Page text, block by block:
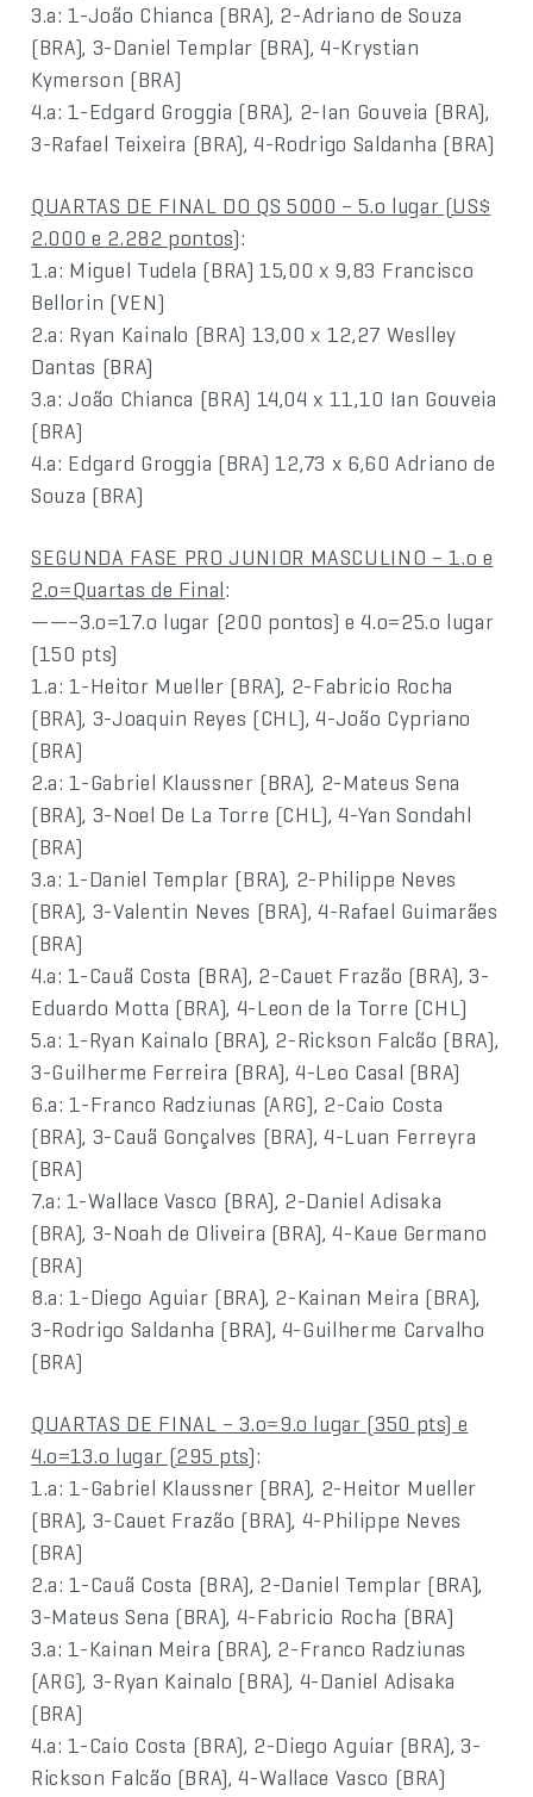
3.a: 1-João Chianca (BRA), 2-Adriano de Souza
(BRA), 3-Daniel Templar (BRA), 4-Krystian
Kymerson (BRA)
4.a: 1-Edgard Groggia (BRA), 2-Ian Gouveia (BRA),
3-Rafael Teixeira (BRA), 4-Rodrigo Saldanha (BRA)
QUARTAS DE FINAL DO QS 5000 – 5.o lugar (US$
2.000 e 2.282 pontos):
1.a: Miguel Tudela (BRA) 15,00 x 9,83 Francisco
Bellorin (VEN)
2.a: Ryan Kainalo (BRA) 13,00 x 12,27 Weslley
Dantas (BRA)
3.a: João Chianca (BRA) 14,04 x 11,10 Ian Gouveia
(BRA)
4.a: Edgard Groggia (BRA) 12,73 x 6,60 Adriano de
Souza (BRA)
SEGUNDA FASE PRO JUNIOR MASCULINO – 1.o e
2.o=Quartas de Final:
——–3.o=17.o lugar (200 pontos) e 4.o=25.o lugar
(150 pts)
1.a: 1-Heitor Mueller (BRA), 2-Fabricio Rocha
(BRA), 3-Joaquin Reyes (CHL), 4-João Cypriano
(BRA)
2.a: 1-Gabriel Klaussner (BRA), 2-Mateus Sena
(BRA), 3-Noel De La Torre (CHL), 4-Yan Sondahl
(BRA)
3.a: 1-Daniel Templar (BRA), 2-Philippe Neves
(BRA), 3-Valentin Neves (BRA), 4-Rafael Guimarães
(BRA)
4.a: 1-Cauã Costa (BRA), 2-Cauet Frazão (BRA), 3-
Eduardo Motta (BRA), 4-Leon de la Torre (CHL)
5.a: 1-Ryan Kainalo (BRA), 2-Rickson Falcão (BRA),
3-Guilherme Ferreira (BRA), 4-Leo Casal (BRA)
6.a: 1-Franco Radziunas (ARG), 2-Caio Costa
(BRA), 3-Cauã Gonçalves (BRA), 4-Luan Ferreyra
(BRA)
7.a: 1-Wallace Vasco (BRA), 2-Daniel Adisaka
(BRA), 3-Noah de Oliveira (BRA), 4-Kaue Germano
(BRA)
8.a: 1-Diego Aguiar (BRA), 2-Kainan Meira (BRA),
3-Rodrigo Saldanha (BRA), 4-Guilherme Carvalho
(BRA)
QUARTAS DE FINAL – 3.o=9.o lugar (350 pts) e
4.o=13.o lugar (295 pts):
1.a: 1-Gabriel Klaussner (BRA), 2-Heitor Mueller
(BRA), 3-Cauet Frazão (BRA), 4-Philippe Neves
(BRA)
2.a: 1-Cauã Costa (BRA), 2-Daniel Templar (BRA),
3-Mateus Sena (BRA), 4-Fabricio Rocha (BRA)
3.a: 1-Kainan Meira (BRA), 2-Franco Radziunas
(ARG), 3-Ryan Kainalo (BRA), 4-Daniel Adisaka
(BRA)
4.a: 1-Caio Costa (BRA), 2-Diego Aguiar (BRA), 3-
Rickson Falcão (BRA), 4-Wallace Vasco (BRA)